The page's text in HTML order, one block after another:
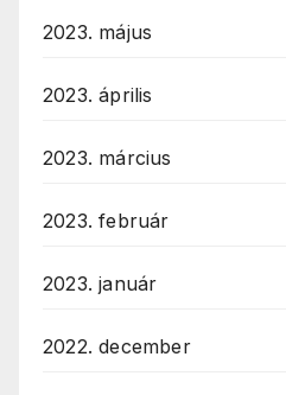
2023. május
2023. április
2023. március
2023. február
2023. január
2022. december